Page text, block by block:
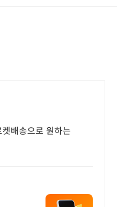
배송으로 원하는